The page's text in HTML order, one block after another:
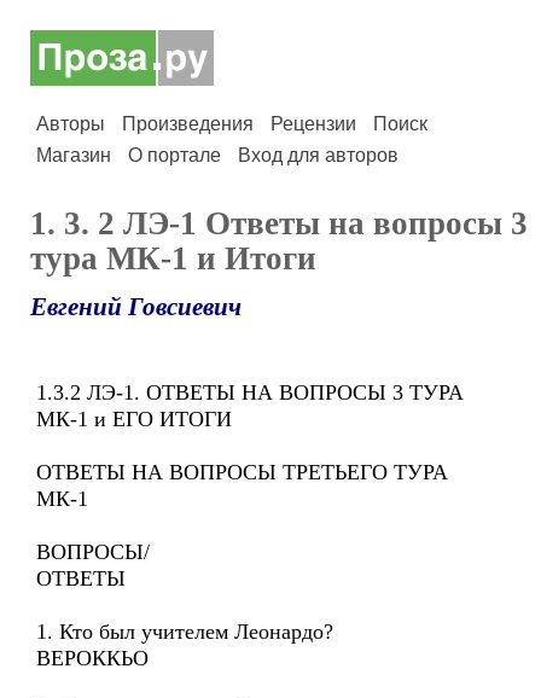
Авторы Произведения Рецензии
Поиск
Магазин
О портале Вход для авторов
1. 3. 2 ЛЭ-1 Ответы на вопросы 3
тура МК-1 и Итоги
Евгений Говсиевич
1.3.2 ЛЭ-1. ОТВЕТЫ НА ВОПРОСЫ 3 ТУРА
МК-1 и ЕГО ИТОГИ
ОТВЕТЫ НА ВОПРОСЫ ТРЕТЬЕГО ТУРА
МК-1
ВОПРОСЫ/
ОТВЕТЫ
1. Кто был учителем Леонардо?
ВЕРОККЬО